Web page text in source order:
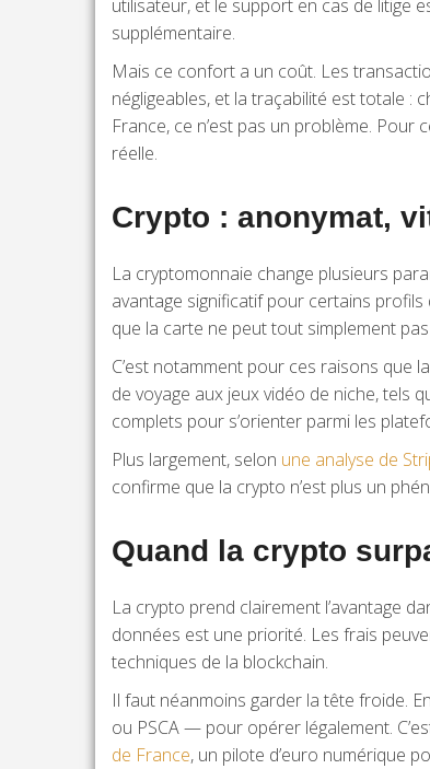
utilisateur, et le support en cas de litige
supplémentaire.
Mais ce confort a un coût. Les
négligeables, et la traçabilité est totale :
France, ce n’est pas un problème.
réelle.
Crypto : anonymat,
La cryptomonnaie change plusieurs
avantage significatif pour certains
que la carte ne peut tout simplement
C’est notamment pour ces raisons que
de voyage aux jeux vidéo de niche, tels
complets pour s’orienter parmi les
Plus largement, selon une analyse de
confirme que la crypto n’est plus un
Quand la crypto
La crypto prend clairement l’avantage
données est une priorité. Les frais
techniques de la blockchain.
Il faut néanmoins garder la tête froide.
ou PSCA — pour opérer légalement.
de France, un pilote d’euro numérique